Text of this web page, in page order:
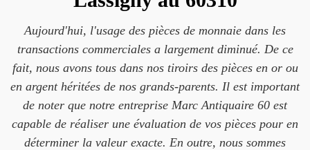
Aujourd'hui, l'usage des pièces de monnaie dans les
transactions commerciales a largement diminué. De ce
fait, nous avons tous dans nos tiroirs des pièces en or ou
en argent héritées de nos grands-parents. Il est important
de noter que notre entreprise Marc Antiquaire 60 est
capable de réaliser une évaluation de vos pièces pour en
déterminer la valeur exacte. En outre, nous sommes